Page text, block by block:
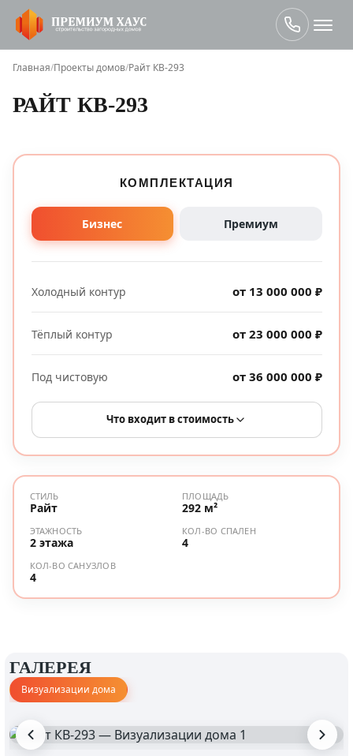
Главная/Проекты домов/Райт КВ-293
РАЙТ КВ-293
КОМПЛЕКТАЦИЯ
Бизнес Премиум
Холодный контур от 13 000 000 ₽
Тёплый контур от 23 000 000 ₽
Под чистовую от 36 000 000 ₽
Что входит в стоимость
СТИЛЬ
Райт
ПЛОЩАДЬ
292 м²
ЭТАЖНОСТЬ
2 этажа
КОЛ-ВО СПАЛЕН
4
КОЛ-ВО САНУЗЛОВ
4
ГАЛЕРЕЯ
Визуализации дома